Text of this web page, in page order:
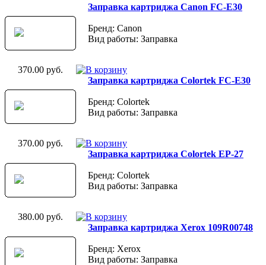
Заправка картриджа Canon FC-E30
Бренд: Canon
Вид работы: Заправка
370.00 руб.
Заправка картриджа Colortek FC-E30
Бренд: Colortek
Вид работы: Заправка
370.00 руб.
Заправка картриджа Colortek EP-27
Бренд: Colortek
Вид работы: Заправка
380.00 руб.
Заправка картриджа Xerox 109R00748
Бренд: Xerox
Вид работы: Заправка